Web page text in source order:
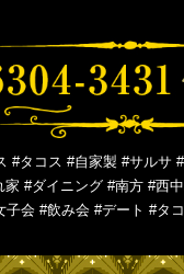
#タコス #自家製 #サルサ
#ダイニング #南方 #西
会 #飲み会 #デート #タ